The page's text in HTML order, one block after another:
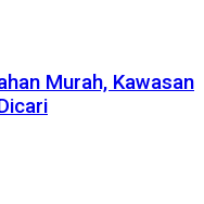
Murah, Kawasan